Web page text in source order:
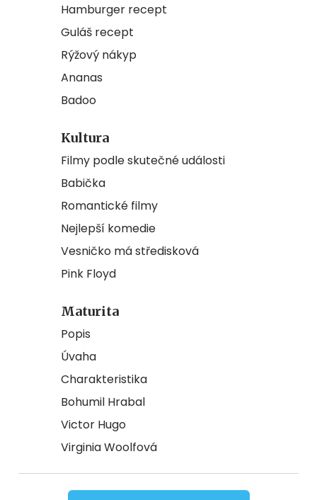
Hamburger recept
Guláš recept
Rýžový nákyp
Ananas
Badoo
Kultura
Filmy podle skutečné události
Babička
Romantické filmy
Nejlepší komedie
Vesničko má středisková
Pink Floyd
Maturita
Popis
Úvaha
Charakteristika
Bohumil Hrabal
Victor Hugo
Virginia Woolfová